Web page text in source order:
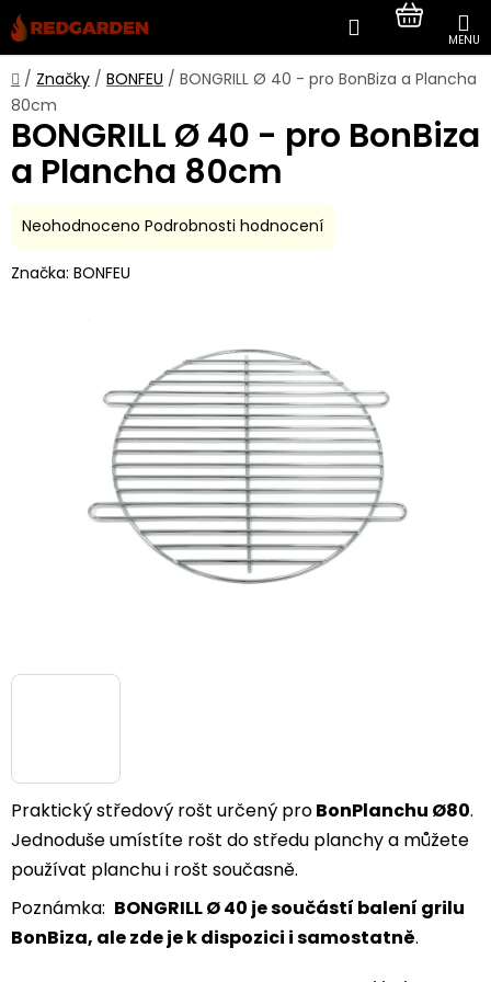
Přejít
na
obsah
Hledat
KOŠÍK
Domů
/ Značky / BONFEU / BONGRILL Ø 40 - pro BonBiza a Plancha
80cm
Praktický středový rošt určený proBonPlanchu Ø80.
Jednoduše umístíte rošt do středu planchy a můžete
používat planchu i rošt současně.
Poznámka: BONGRILL Ø 40 je součástí balení grilu
BonBiza, ale zde je k dispozici i samostatně.
BONGRILL Ø 40 - pro BonBiza
a Plancha 80cm
Průměrné
produktu
Neohodnoceno Podrobnosti hodnocení
Značka: BONFEU